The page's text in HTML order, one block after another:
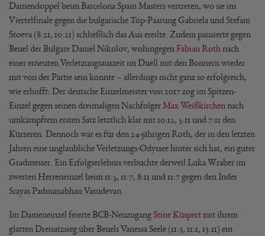
Damendoppel beim Barcelona Spain Masters vertreten, wo sie im
Viertelfinale gegen die bulgarische Top-Paarung Gabriela und Stefani
Stoeva (8:21, 10:21) schließlich das Aus ereilte. Zudem pausierte gegen
Beuel der Bulgare Daniel Nikolov, wohingegen Fabian Roth nach
einer erneuten Verletzungsauszeit im Duell mit den Bonnern wieder
mit von der Partie sein konnte – allerdings nicht ganz so erfolgreich,
wie erhofft: Der deutsche Einzelmeister von 2017 zog im Spitzen-
Einzel gegen seinen dreimaligen NachfolgerMax Weißkirchen nach
umkämpftem ersten Satz letztlich klar mit 10:12, 5:11 und 7:11 den
Kürzeren. Dennoch war es für den 24-jährigen Roth, der in den letzten
Jahren eine unglaubliche Verletzungs-Odyssee hinter sich hat, ein guter
Gradmesser. Ein Erfolgserlebnis verbuchte derweil Luka Wraber im
zweiten Herreneinzel beim 11:5, 11:7, 8:11 und 11:7 gegen den Inder
Srayas Padmanabhan Vasudevan.
Im Dameneinzel feierte BCB-NeuzugangStine Küspert mit ihrem
glatten Dreisatzsieg über Beuels Vanessa Seele (11:3, 11:1, 13:11) ein